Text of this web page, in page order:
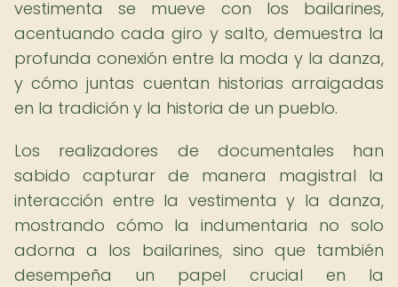
vestimenta se mueve con los bailarines,
acentuando cada giro y salto, demuestra la
profunda conexión entre la moda y la danza,
y cómo juntas cuentan historias arraigadas
en la tradición y la historia de un pueblo.
Los realizadores de documentales han
sabido capturar de manera magistral la
interacción entre la vestimenta y la danza,
mostrando cómo la indumentaria no solo
adorna a los bailarines, sino que también
desempeña un papel crucial en la